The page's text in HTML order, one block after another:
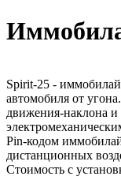
Spirit-25 -
автомобиля от
движения-наклона
Pin-кодом
дистанционных
Стоимость с